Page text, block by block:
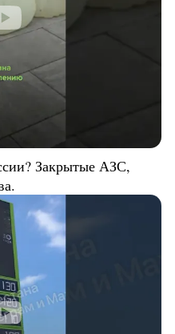
Закрытые АЗС,